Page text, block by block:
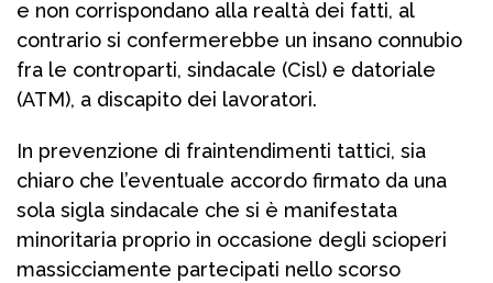
e non corrispondano alla realtà dei fatti, al
contrario si confermerebbe un insano connubio
fra le controparti, sindacale (Cisl) e datoriale
(ATM), a discapito dei lavoratori.
In prevenzione di fraintendimenti tattici, sia
chiaro che l’eventuale accordo firmato da una
sola sigla sindacale che si è manifestata
minoritaria proprio in occasione degli scioperi
massicciamente partecipati nello scorso